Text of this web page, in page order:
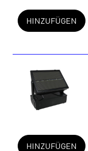
HINZUFÜGEN
HINZUFÜGEN